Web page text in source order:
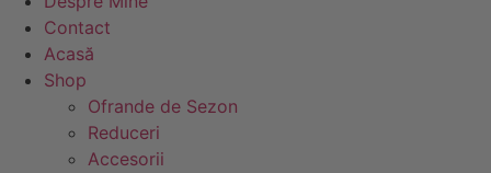
Contact
Acasă
Shop
Ofrande de Sezon
Reduceri
Accesorii